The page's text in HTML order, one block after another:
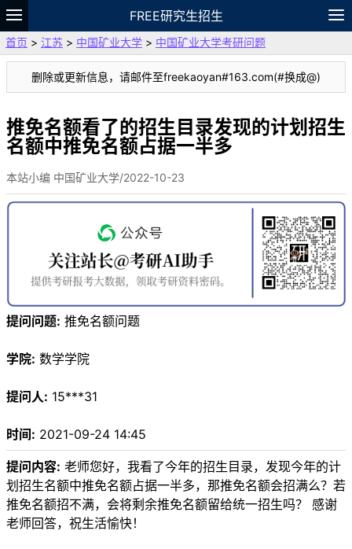
FREE研究生招生
题库
故事 专题 APP 笔记
论坛
VIP
资料
首页 > 江苏 > 中国矿业大学 > 中国矿业大学考研问题
删除或更新信息，请邮件至freekaoyan#163.com(#换成@)
推免名额看了的招生目录发现的计划招生
名额中推免名额占据一半多
本站小编 中国矿业大学/2022-10-23
提问问题: 推免名额问题
学院: 数学学院
提问人: 15***31
时间: 2021-09-24 14:45
提问内容: 老师您好，我看了今年的招生目录，发现今年的计
划招生名额中推免名额占据一半多，那推免名额会招满么？若
推免名额招不满，会将剩余推免名额留给统一招生吗？ 感谢
老师回答，祝生活愉快！